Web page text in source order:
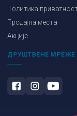
Политика
Продајна места
Акције
ДРУШТВЕНЕ МРЕЖЕ